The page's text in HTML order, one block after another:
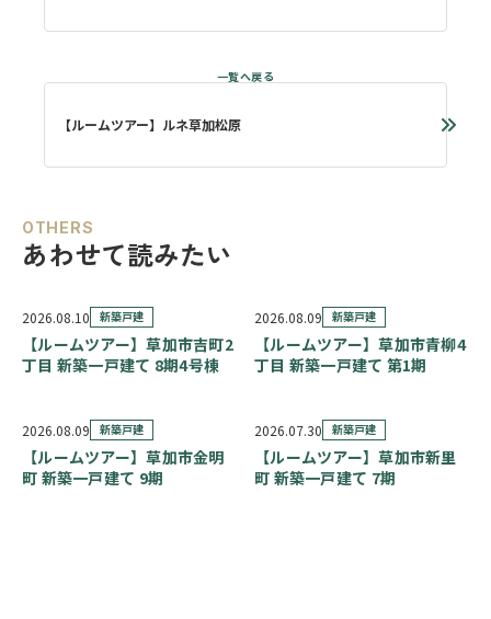
【ルームツアー】ルネ草加松原
OTHERS
あわせて読みたい
2026.08.10 新築戸建
【ルームツアー】草加市吉町2
丁目 新築一戸建て 8期4号棟
2026.08.09 新築戸建
【ルームツアー】草加市青柳4
丁目 新築一戸建て 第1期
2026.08.09 新築戸建
【ルームツアー】草加市金明
町 新築一戸建て 9期
2026.07.30 新築戸建
【ルームツアー】草加市新里
町 新築一戸建て 7期